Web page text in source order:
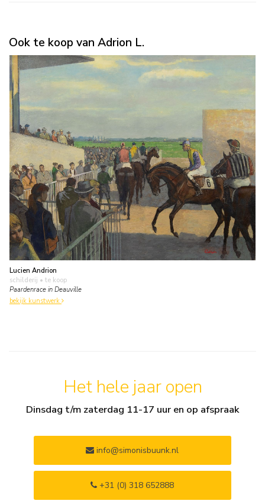
Ook te koop van Adrion L.
Lucien Andrion
schilderij • te koop
Paardenrace in Deauville
bekijk kunstwerk
Het hele jaar open
Dinsdag t/m zaterdag 11-17 uur en op afspraak
info@simonisbuunk.nl
+31 (0) 318 652888